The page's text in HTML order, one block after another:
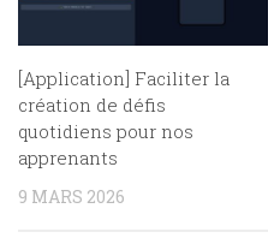
[Application] Faciliter la
création de défis
quotidiens pour nos
apprenants
9 MARS 2026